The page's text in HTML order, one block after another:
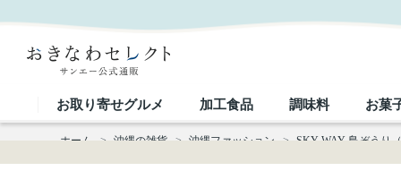
お取り寄せグルメ 加工食品 調味料 お菓
ホーム > 沖縄の雑貨 > 沖縄ファッション > SKY WAY 島ぞうり